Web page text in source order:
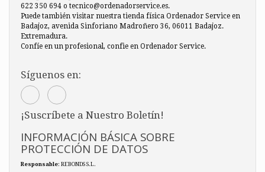
622 350 694 o tecnico@ordenadorservice.es.
Puede también visitar nuestra tienda física Ordenador Service en
Badajoz, avenida Sinforiano Madroñero 36, 06011 Badajoz.
Extremadura.
Confíe en un profesional, confie en Ordenador Service.
Síguenos en:
¡Suscríbete a Nuestro Boletín!
INFORMACIÓN BÁSICA SOBRE
PROTECCIÓN DE DATOS
Responsable: REBONDS S.L.